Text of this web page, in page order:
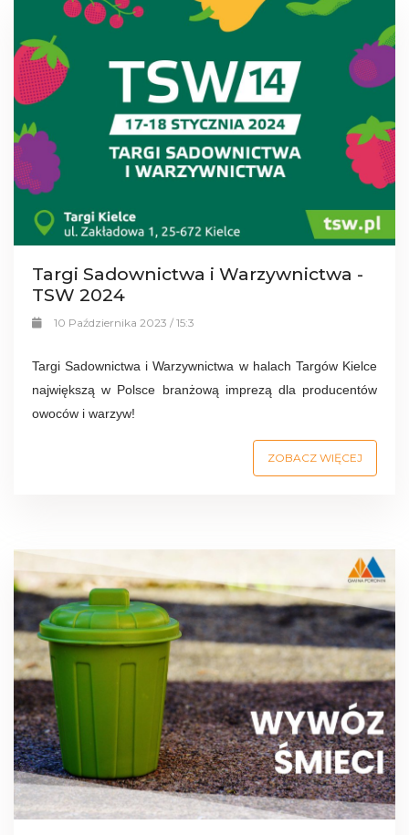
Targi Sadownictwa i Warzywnictwa -
TSW 2024
10 Października 2023 / 15:3
Targi Sadownictwa i Warzywnictwa w halach Targów Kielce
największą w Polsce branżową imprezą dla producentów
owoców i warzyw!
ZOBACZ WIĘCEJ